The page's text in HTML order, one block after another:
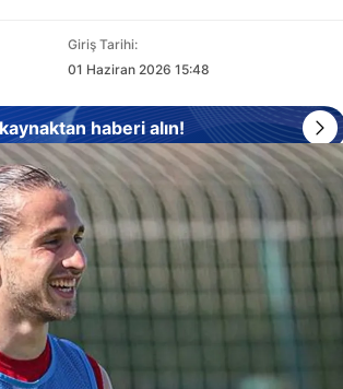
Giriş Tarihi:
01 Haziran 2026 15:48
haberi alın!